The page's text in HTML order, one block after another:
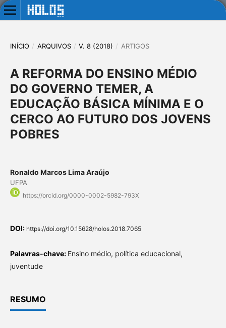
INÍCIO / ARQUIVOS / V. 8 (2018) / ARTIGOS
A REFORMA DO ENSINO MÉDIO
DO GOVERNO TEMER, A
EDUCAÇÃO BÁSICA MÍNIMA E O
CERCO AO FUTURO DOS JOVENS
POBRES
Ronaldo Marcos Lima Araújo
UFPA
https://orcid.org/0000-0002-5982-793X
DOI: https://doi.org/10.15628/holos.2018.7065
Palavras-chave: Ensino médio, política educacional,
juventude
RESUMO